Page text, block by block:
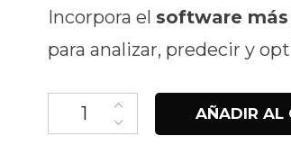
Incorpora el software
para analizar, predecir y
Oasys cantidad
AÑADIR AL